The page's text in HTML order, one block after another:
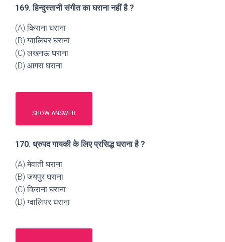
169. हिन्दुस्तानी संगीत का घराना नहीं है ?
(A) किराना घराना
(B) ग्वालियर घराना
(C) लखनऊ घराना
(D) आगरा घराना
SHOW ANSWER
170. ध्रुपद गायकी के लिए प्रसिद्ध घराना है ?
(A) मेवाती घराना
(B) जयपुर घराना
(C) किराना घराना
(D) ग्वालियर घराना